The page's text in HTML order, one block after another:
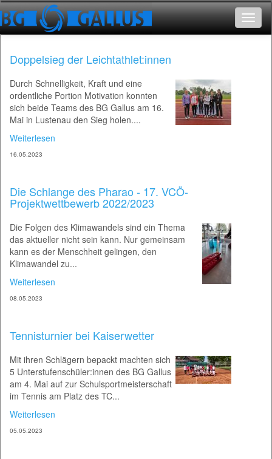
Toggle
Doppelsieg der Leichtathlet:innen
Durch Schnelligkeit, Kraft und eine
ordentliche Portion Motivation konnten
sich beide Teams des BG Gallus am 16.
Mai in Lustenau den Sieg holen....
Weiterlesen
16.05.2023
Die Schlange des Pharao - 17. VCÖ-
Projektwettbewerb 2022/2023
Die Folgen des Klimawandels sind ein Thema
das aktueller nicht sein kann. Nur gemeinsam
kann es der Menschheit gelingen, den
Klimawandel zu...
Weiterlesen
08.05.2023
Tennisturnier bei Kaiserwetter
Mit ihren Schlägern bepackt machten sich
5 Unterstufenschüler:innen des BG Gallus
am 4. Mai auf zur Schulsportmeisterschaft
im Tennis am Platz des TC...
Weiterlesen
05.05.2023